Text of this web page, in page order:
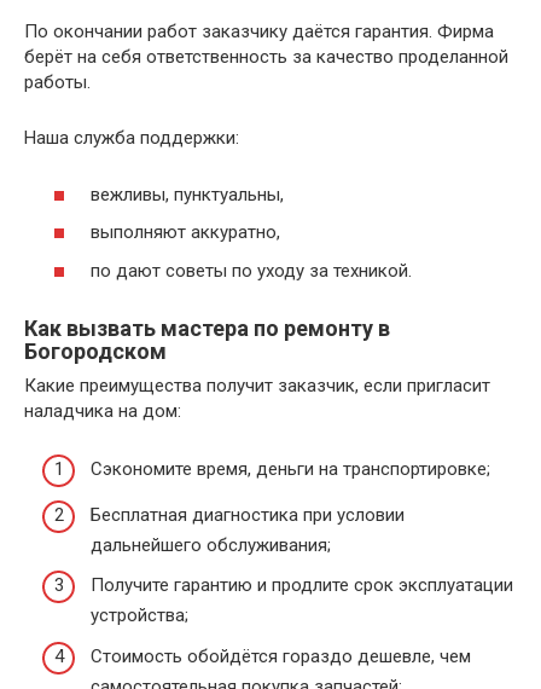
По окончании работ заказчику даётся гарантия. Фирма
берёт на себя ответственность за качество проделанной
работы.
Наша служба поддержки:
вежливы, пунктуальны,
выполняют аккуратно,
по дают советы по уходу за техникой.
Как вызвать мастера по ремонту в
Богородском
Какие преимущества получит заказчик, если пригласит
наладчика на дом:
Сэкономите время, деньги на транспортировке;
Бесплатная диагностика при условии
дальнейшего обслуживания;
Получите гарантию и продлите срок эксплуатации
устройства;
Стоимость обойдётся гораздо дешевле, чем